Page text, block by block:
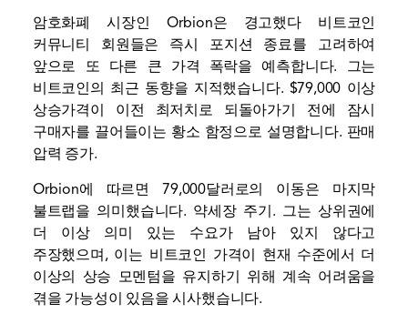
암호화폐 시장인 Orbion은 경고했다비트코인
커뮤니티 회원들은 즉시 포지션 종료를 고려하여
앞으로 또 다른 큰 가격 폭락을 예측합니다. 그는
비트코인의 최근 동향을 지적했습니다. $79,000 이상
상승가격이 이전 최저치로 되돌아가기 전에 잠시
구매자를 끌어들이는 황소 함정으로 설명합니다. 판매
압력 증가.
Orbion에 따르면 79,000달러로의 이동은 마지막
불트랩을 의미했습니다. 약세장 주기. 그는 상위권에
더 이상 의미 있는 수요가 남아 있지 않다고
주장했으며, 이는 비트코인 ​​가격이 현재 수준에서 더
이상의 상승 모멘텀을 유지하기 위해 계속 어려움을
겪을 가능성이 있음을 시사했습니다.